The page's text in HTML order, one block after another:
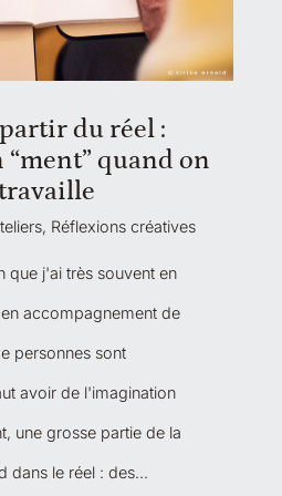
du réel :
quand on
, Réflexions créatives
que j'ai très souvent en
accompagnement de
personnes sont
avoir de l'imagination
une grosse partie de la
dans le réel : des...